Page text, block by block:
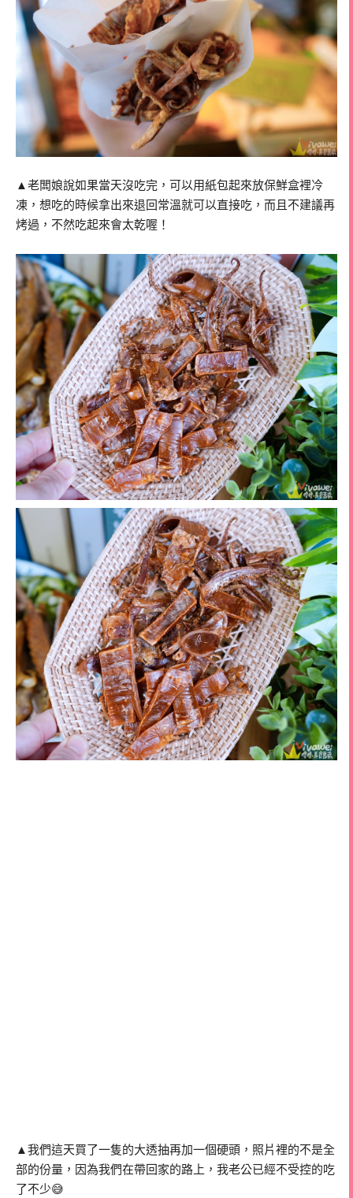
▲老闆娘說如果當天沒吃完，可以用紙包起來放保鮮盒裡冷
凍，想吃的時候拿出來退回常溫就可以直接吃，而且不建議再
烤過，不然吃起來會太乾喔！
▲我們這天買了一隻的大透抽再加一個硬頭，照片裡的不是全
部的份量，因為我們在帶回家的路上，我老公已經不受控的吃
了不少😅